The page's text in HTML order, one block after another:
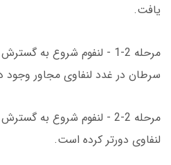
یافت.
مرحله 2-1 - لنفوم شروع
سرطان در غدد لنفاوی مجاور وجود
مرحله 2-2 - لنفوم شروع به
لنفاوی دورتر کرده است.